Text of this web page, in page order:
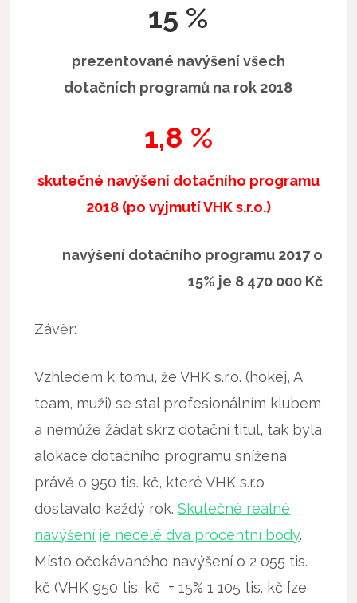
15 %
prezentované navýšení všech
dotačních programů na rok 2018
1,8 %
skutečné navýšení dotačního programu
2018 (po vyjmutí VHK s.r.o.)
navýšení dotačního programu 2017 o
15% je 8 470 000 Kč
Závěr:
Vzhledem k tomu, že VHK s.r.o. (hokej, A
team, muži) se stal profesionálním klubem
a nemůže žádat skrz dotační titul, tak byla
alokace dotačního programu snížena
právě o 950 tis. kč, které VHK s.r.o
dostávalo každý rok.Skutečné reálné
navýšení je necelé dva procentní body.
Místo očekávaného navýšení o 2 055 tis.
kč (VHK 950 tis. kč + 15% 1 105 tis. kč [ze